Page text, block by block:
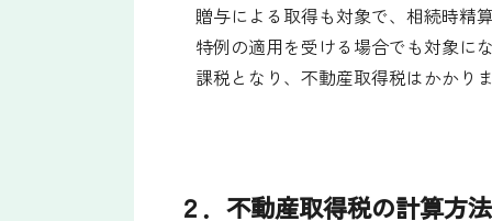
贈与による取得も対象で、相続時精
特例の適用を受ける場合でも対象に
課税となり、不動産取得税はかかり
２．不動産取得税の計算方法